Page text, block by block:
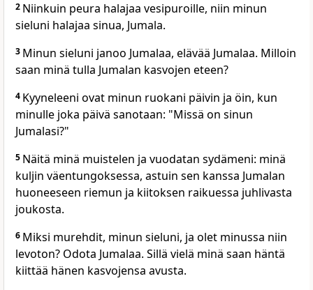
2 Niinkuin peura halajaa vesipuroille, niin minun
sieluni halajaa sinua, Jumala.
3 Minun sieluni janoo Jumalaa, elävää Jumalaa. Milloin
saan minä tulla Jumalan kasvojen eteen?
4 Kyyneleeni ovat minun ruokani päivin ja öin, kun
minulle joka päivä sanotaan: "Missä on sinun
Jumalasi?"
5 Näitä minä muistelen ja vuodatan sydämeni: minä
kuljin väentungoksessa, astuin sen kanssa Jumalan
huoneeseen riemun ja kiitoksen raikuessa juhlivasta
joukosta.
6 Miksi murehdit, minun sieluni, ja olet minussa niin
levoton? Odota Jumalaa. Sillä vielä minä saan häntä
kiittää hänen kasvojensa avusta.